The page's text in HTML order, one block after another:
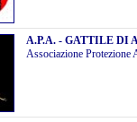
A.P.A. - GATTILE DI
Associazione Protezione